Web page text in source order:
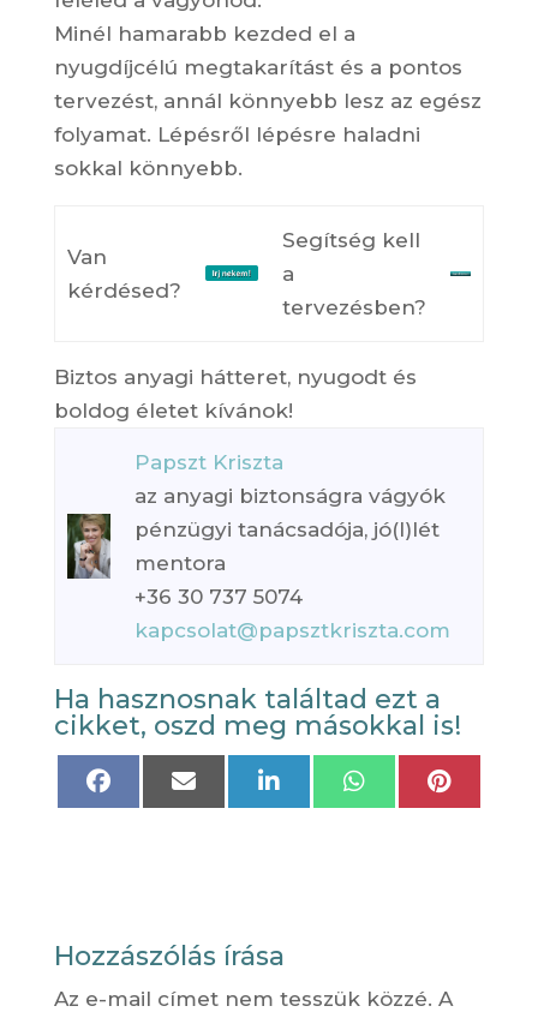
Minél hamarabb kezded el a
nyugdíjcélú megtakarítást és a pontos
tervezést, annál könnyebb lesz az egész
folyamat. Lépésről lépésre haladni
sokkal könnyebb.
Van
kérdésed?
Segítség kell
a
tervezésben?
Biztos anyagi hátteret, nyugodt és
boldog életet kívánok!
Papszt Kriszta
az anyagi biztonságra vágyók
pénzügyi tanácsadója, jó(l)lét
mentora
+36 30 737 5074
kapcsolat@papsztkriszta.com
Ha hasznosnak találtad ezt a
cikket, oszd meg másokkal is!
Share
Share
Share
Share
Share
Hozzászólás írása
Az e-mail címet nem tesszük közzé. A